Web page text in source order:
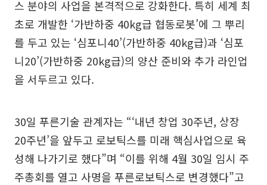
스 분야의 사업을 본격적으로 강화한다. 특히 세계 최
초로 개발한 ‘가반하중 40kg급 협동로봇’에 그 뿌리
를 두고 있는 ‘심포니40’(가반하중 40kg급)과 ‘심포
니20’(가반하중 20kg급)의 양산 준비와 추가 라인업
을 서두르고 있다.
30일 푸른기술 관계자는 “‘내년 창업 30주년, 상장
20주년’을 앞두고 로보틱스를 미래 핵심사업으로 육
성해 나가기로 했다”며 “이를 위해 4월 30일 임시 주
주총회를 열고 사명을 푸른로보틱스로 변경했다”고